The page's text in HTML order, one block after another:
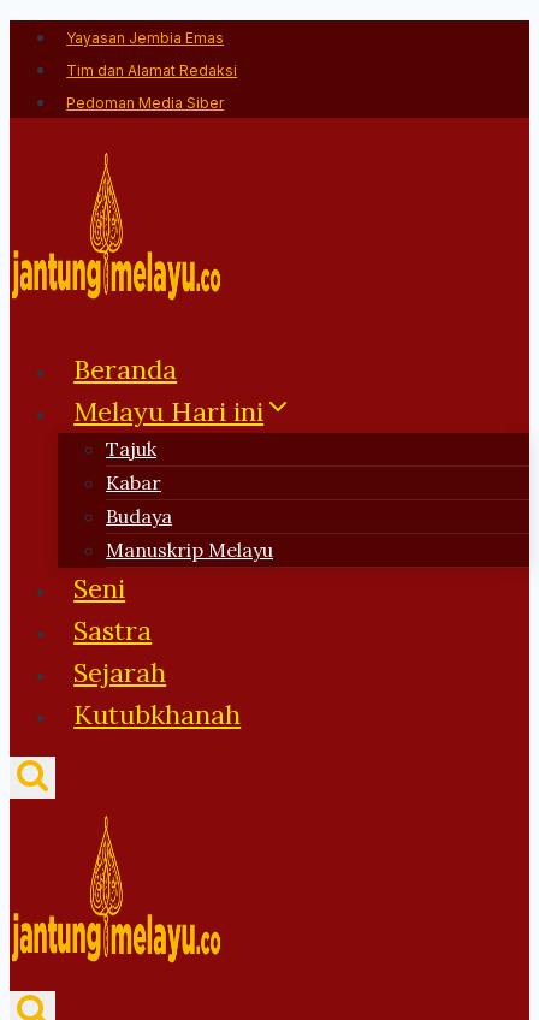
Skip
content
Yayasan Jembia Emas
Tim dan Alamat Redaksi
Pedoman Media Siber
Beranda
Melayu Hari ini
Tajuk
Kabar
Budaya
Manuskrip Melayu
Seni
Sastra
Sejarah
Kutubkhanah